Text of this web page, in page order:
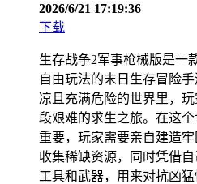
2026/6/21 17:19:36
下载
生存战争2军事枪械版是一
自由玩法的末日生存冒险
凉且充满危险的世界里，
段艰难的求生之旅。在这
重要，玩家需要亲自建造
收集稀缺资源，同时凭借
工具和武器，用来对抗凶